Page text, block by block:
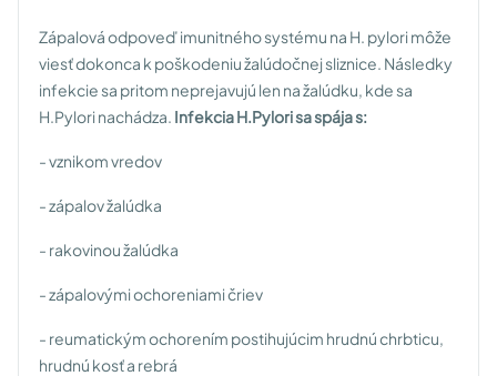
Zápalová odpoveď imunitného systému na H. pylori môže
viesť dokonca k poškodeniu žalúdočnej sliznice. Následky
infekcie sa pritom neprejavujú len na žalúdku, kde sa
H.Pylori nachádza. Infekcia H.Pylori sa spája s:
- vznikom vredov
- zápalov žalúdka
- rakovinou žalúdka
- zápalovými ochoreniami čriev
- reumatickým ochorením postihujúcim hrudnú chrbticu,
hrudnú kosť a rebrá